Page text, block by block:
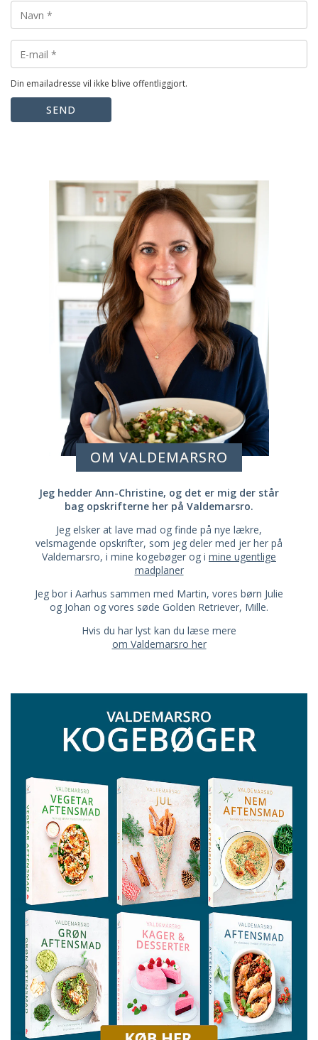
Din emailadresse vil ikke blive offentliggjort.
SEND
OM VALDEMARSRO
Jeg hedder Ann-Christine, og det er mig der står
bag opskrifterne her på Valdemarsro.
Jeg elsker at lave mad og finde på nye lækre,
velsmagende opskrifter, som jeg deler med jer her på
Valdemarsro, i mine kogebøger og i mine ugentlige
madplaner
Jeg bor i Aarhus sammen med Martin, vores børn Julie
og Johan og vores søde Golden Retriever, Mille.
Hvis du har lyst kan du læse mere
om Valdemarsro her